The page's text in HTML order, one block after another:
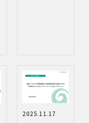
2025.11.17